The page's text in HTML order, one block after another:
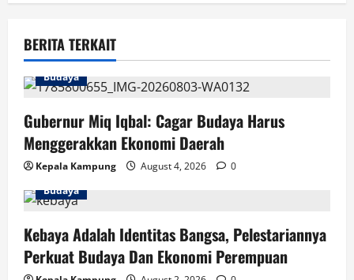
t
i
o
n
BERITA TERKAIT
Budaya
Gubernur Miq Iqbal: Cagar Budaya Harus
Menggerakkan Ekonomi Daerah
Kepala Kampung August 4, 2026
0
Budaya
Kebaya Adalah Identitas Bangsa, Pelestariannya
Perkuat Budaya Dan Ekonomi Perempuan